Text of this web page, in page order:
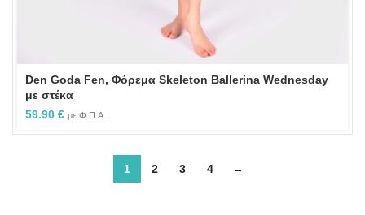
Den Goda Fen, Φόρεμα Skeleton Ballerina Wednesday
με στέκα
59.90 € με Φ.Π.Α.
1 2 3 4 →